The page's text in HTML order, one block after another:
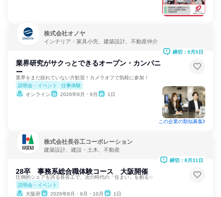
株式会社オノヤ
インテリア・家具小売、建築設計、不動産仲介
業界研究がサクっとできるオープン・カンパニ
ー
業界をまだ絞れていない方歓迎！カメラオフで気軽に参加！
説明会・イベント
仕事体験
オンライン
2026年8月・9月 1日
締切：9月5日
この企業の類似募集
株式会社長谷工コーポレーション
建築設計、建設・土木、不動産
28卒 事務系総合職体験コース 大阪開催
圧倒的シェアを誇る長谷工で、次の時代の「住まい」を創る✨
説明会・イベント
大阪府
2026年8月・9月・10月 1日
締切：8月31日